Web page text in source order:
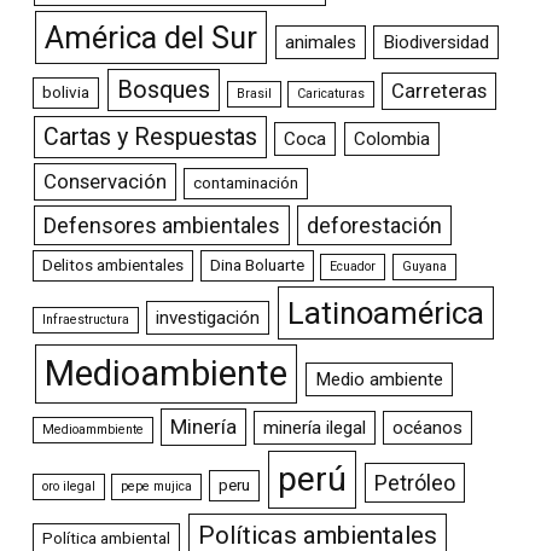
América del Sur animales Biodiversidad
bolivia Bosques Brasil Caricaturas Carreteras
Cartas y Respuestas Coca Colombia
Conservación contaminación
Defensores ambientales deforestación
Delitos ambientales Dina Boluarte Ecuador Guyana
Infraestructura investigación Latinoamérica
Medioambiente Medio ambiente
Medioammbiente Minería minería ilegal océanos
oro ilegal pepe mujica peru perú Petróleo
Política ambiental Políticas ambientales